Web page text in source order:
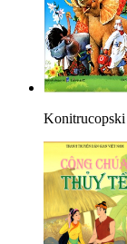
Konitrucopski